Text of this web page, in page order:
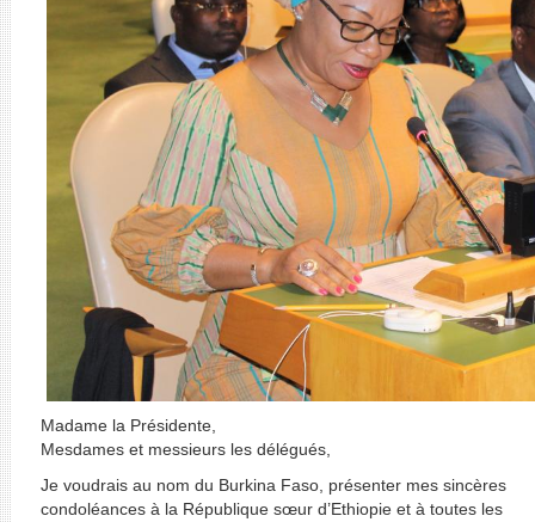
Madame la Présidente,
Mesdames et messieurs les délégués,
Je voudrais au nom du Burkina Faso, présenter mes sincères
condoléances à la République sœur d’Ethiopie et à toutes les